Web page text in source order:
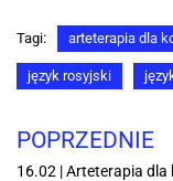
Tagi: arteterapia dla
język rosyjski
POPRZEDNIE
16.02 | Arteterapia dla